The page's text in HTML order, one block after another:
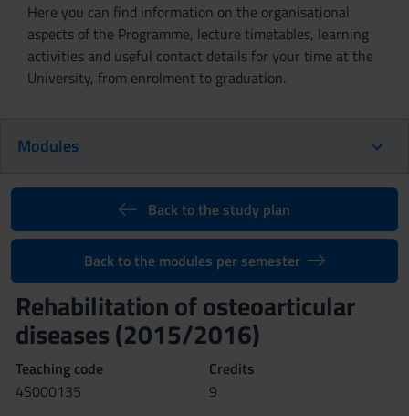
Here you can find information on the organisational
aspects of the Programme, lecture timetables, learning
activities and useful contact details for your time at the
University, from enrolment to graduation.
Modules
Back to the study plan
Back to the modules per semester
Rehabilitation of osteoarticular
diseases (2015/2016)
Teaching code
4S000135
Credits
9